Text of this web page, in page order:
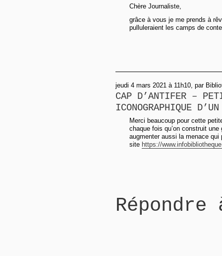
Chère Journaliste,
grâce à vous je me prends à
pulluleraient les camps de
jeudi 4 mars 2021 à 11h10, par
CAP D’ANTIFER –
ICONOGRAPHIQUE
Merci beaucoup pour cette
chaque fois qu’on construit
augmenter aussi la menace qui
site https://